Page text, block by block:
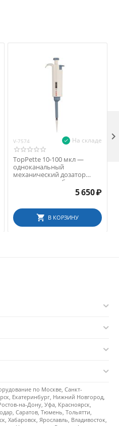
V-7574 На складе
TopPette 10-100 мкл —
одноканальный
механический дозатор
переменного объема
5 650₽
В КОРЗИНУ

по Москве, Санкт-
Екатеринбург, Нижний Новгород,
на-Дону, Уфа, Красноярск,
Саратов, Тюмень, Тольятти,
Хабаровск, Ярославль, Владивосток,